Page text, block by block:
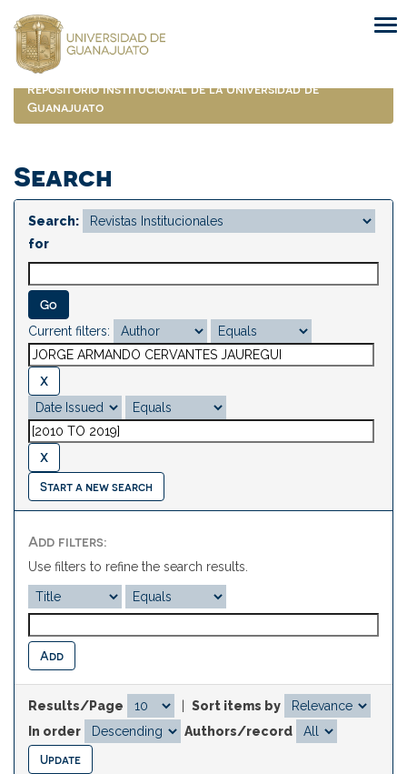
navigation
Repositorio Institucional de la Universidad de
Guanajuato
Search
Search:
for
Current filters:
Start a new search
Add filters:
Use filters to refine the search results.
Results/Page
Sort items by
In order
Authors/record